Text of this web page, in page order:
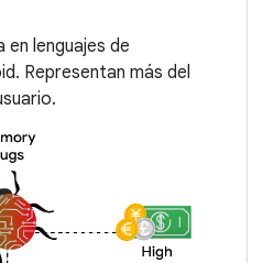
lenguajes de
Representan más del